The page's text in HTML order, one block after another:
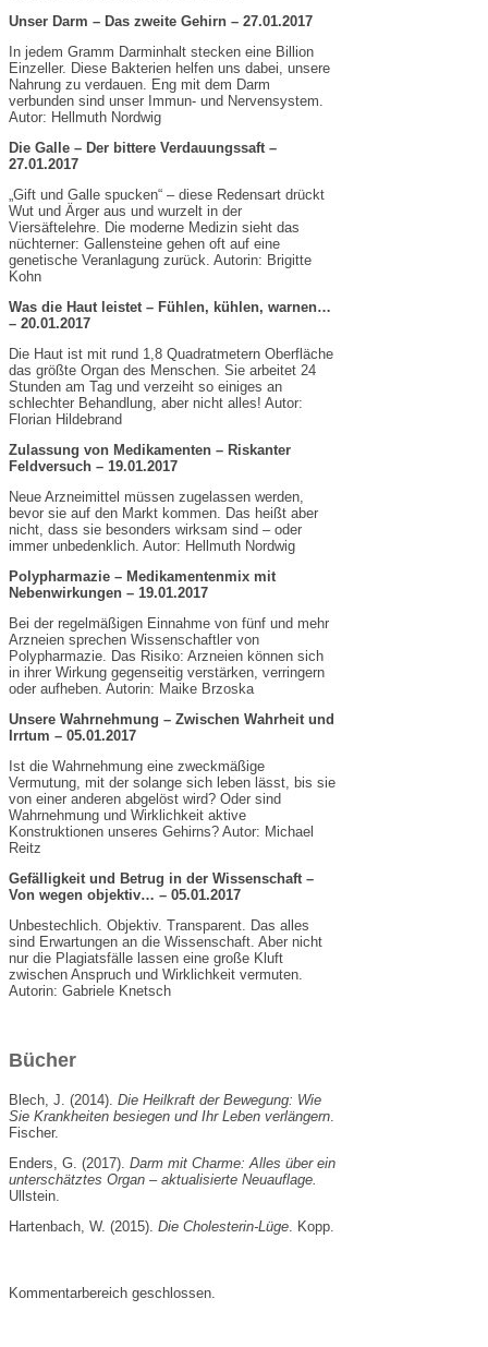
Unser Darm – Das zweite Gehirn – 27.01.2017
In jedem Gramm Darminhalt stecken eine Billion
Einzeller. Diese Bakterien helfen uns dabei, unsere
Nahrung zu verdauen. Eng mit dem Darm
verbunden sind unser Immun- und Nervensystem.
Autor: Hellmuth Nordwig
Die Galle – Der bittere Verdauungssaft –
27.01.2017
„Gift und Galle spucken“ – diese Redensart drückt
Wut und Ärger aus und wurzelt in der
Viersäftelehre. Die moderne Medizin sieht das
nüchterner: Gallensteine gehen oft auf eine
genetische Veranlagung zurück. Autorin: Brigitte
Kohn
Was die Haut leistet – Fühlen, kühlen, warnen…
– 20.01.2017
Die Haut ist mit rund 1,8 Quadratmetern Oberfläche
das größte Organ des Menschen. Sie arbeitet 24
Stunden am Tag und verzeiht so einiges an
schlechter Behandlung, aber nicht alles! Autor:
Florian Hildebrand
Zulassung von Medikamenten – Riskanter
Feldversuch – 19.01.2017
Neue Arzneimittel müssen zugelassen werden,
bevor sie auf den Markt kommen. Das heißt aber
nicht, dass sie besonders wirksam sind – oder
immer unbedenklich. Autor: Hellmuth Nordwig
Polypharmazie – Medikamentenmix mit
Nebenwirkungen – 19.01.2017
Bei der regelmäßigen Einnahme von fünf und mehr
Arzneien sprechen Wissenschaftler von
Polypharmazie. Das Risiko: Arzneien können sich
in ihrer Wirkung gegenseitig verstärken, verringern
oder aufheben. Autorin: Maike Brzoska
Unsere Wahrnehmung – Zwischen Wahrheit und
Irrtum – 05.01.2017
Ist die Wahrnehmung eine zweckmäßige
Vermutung, mit der solange sich leben lässt, bis sie
von einer anderen abgelöst wird? Oder sind
Wahrnehmung und Wirklichkeit aktive
Konstruktionen unseres Gehirns? Autor: Michael
Reitz
Gefälligkeit und Betrug in der Wissenschaft –
Von wegen objektiv… – 05.01.2017
Unbestechlich. Objektiv. Transparent. Das alles
sind Erwartungen an die Wissenschaft. Aber nicht
nur die Plagiatsfälle lassen eine große Kluft
zwischen Anspruch und Wirklichkeit vermuten.
Autorin: Gabriele Knetsch
Bücher
Blech, J. (2014). Die Heilkraft der Bewegung: Wie
Sie Krankheiten besiegen und Ihr Leben verlängern.
Fischer.
Enders, G. (2017). Darm mit Charme: Alles über ein
unterschätztes Organ – aktualisierte Neuauflage.
Ullstein.
Hartenbach, W. (2015). Die Cholesterin-Lüge. Kopp.
Kommentarbereich geschlossen.